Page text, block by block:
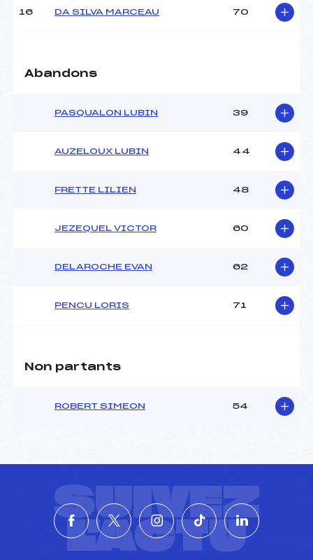
Pénalité appliquée :
109.0100
16 DA SILVA MARCEAU 70
Abandons
PASQUALON LUBIN 39
AUZELOUX LUBIN 44
FRETTE LILIEN 48
JEZEQUEL VICTOR 60
DELAROCHE EVAN 62
PENCU LORIS 71
Non partants
ROBERT SIMEON 54
SUIVEZ
L'ACTU